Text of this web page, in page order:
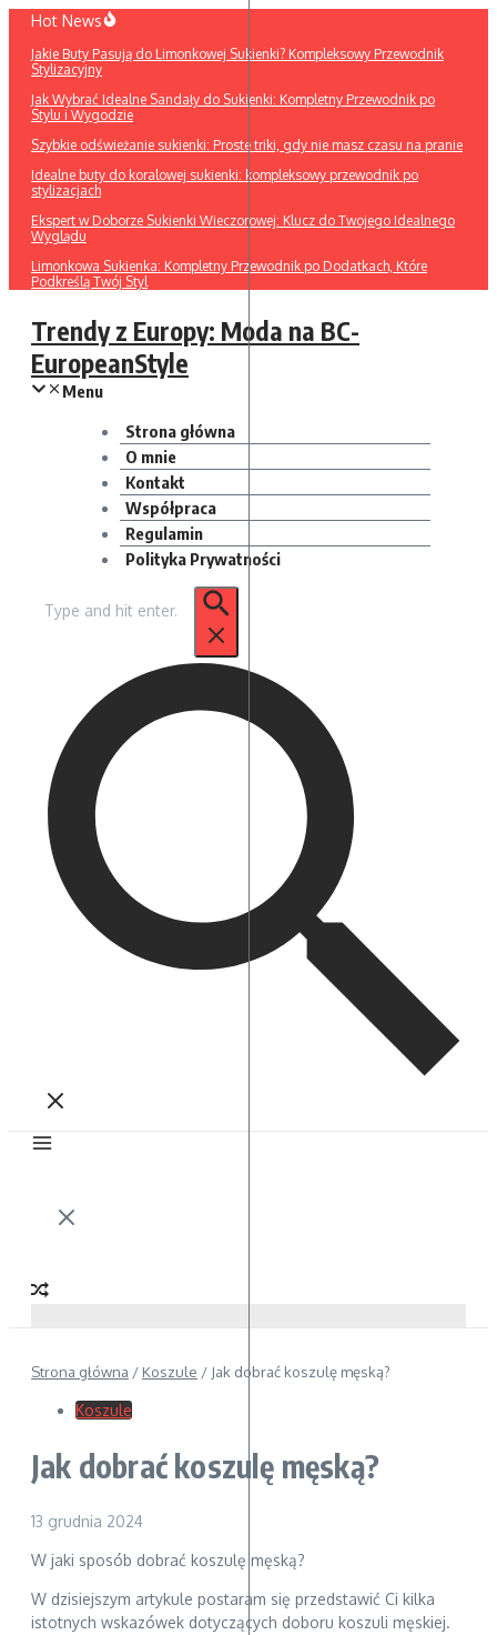
Przejdź
treści
Hot News
Jakie Buty Pasują do Limonkowej Sukienki? Kompleksowy Przewodnik
Stylizacyjny
Jak Wybrać Idealne Sandały do Sukienki: Kompletny Przewodnik po
Stylu i Wygodzie
Szybkie odświeżanie sukienki: Proste triki, gdy nie masz czasu na pranie
Idealne buty do koralowej sukienki: kompleksowy przewodnik po
stylizacjach
Ekspert w Doborze Sukienki Wieczorowej: Klucz do Twojego Idealnego
Wyglądu
Limonkowa Sukienka: Kompletny Przewodnik po Dodatkach, Które
Podkreślą Twój Styl
Trendy z Europy: Moda na BC-
EuropeanStyle
Menu
Strona główna
O mnie
Kontakt
Współpraca
Regulamin
Polityka Prywatności
Strona główna / Koszule / Jak dobrać koszulę męską?
Koszule
Jak dobrać koszulę męską?
13 grudnia 2024
W jaki sposób dobrać koszulę męską?
W dzisiejszym artykule postaram się przedstawić Ci kilka
istotnych wskazówek dotyczących doboru koszuli męskiej.